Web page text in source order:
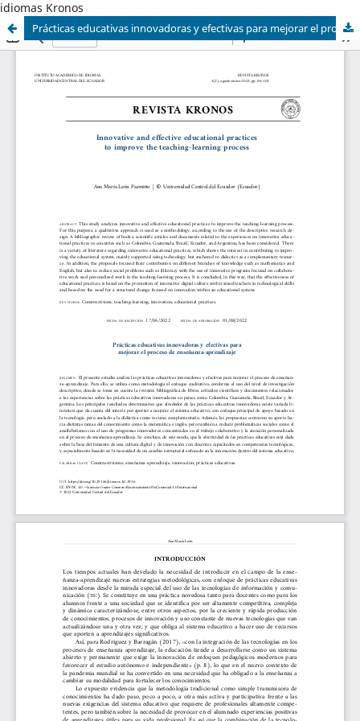
idiomas Kronos
Prácticas educativas innovadoras y efectivas para mejorar el proceso de enseñanza-aprendizaje